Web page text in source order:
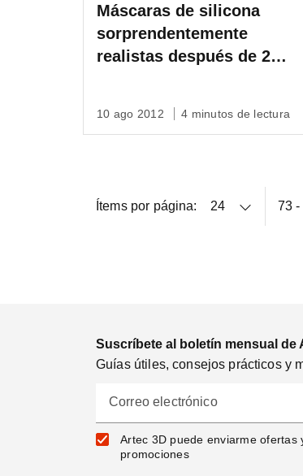
Máscaras de silicona
sorprendentemente
realistas después de 2
10 ago 2012 4 minutos de lectura
Ítems por página: 73 -
Suscríbete al boletín mensual de
Guías útiles, consejos prácticos y
Correo electrónico
Artec 3D puede enviarme ofertas
promociones